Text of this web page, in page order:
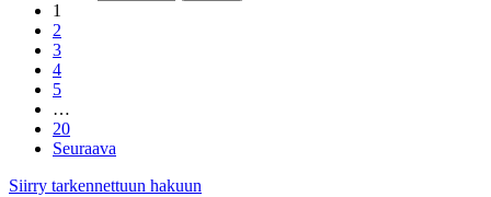
1
2
3
4
5
…
20
Seuraava
Siirry tarkennettuun hakuun